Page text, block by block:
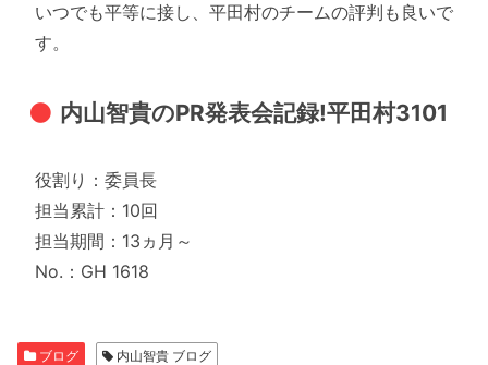
いつでも平等に接し、平田村のチームの評判も良いで
す。
内山智貴のPR発表会記録!平田村3101
役割り：委員長
担当累計：10回
担当期間：13ヵ月～
No.：GH 1618
ブログ 内山智貴 ブログ